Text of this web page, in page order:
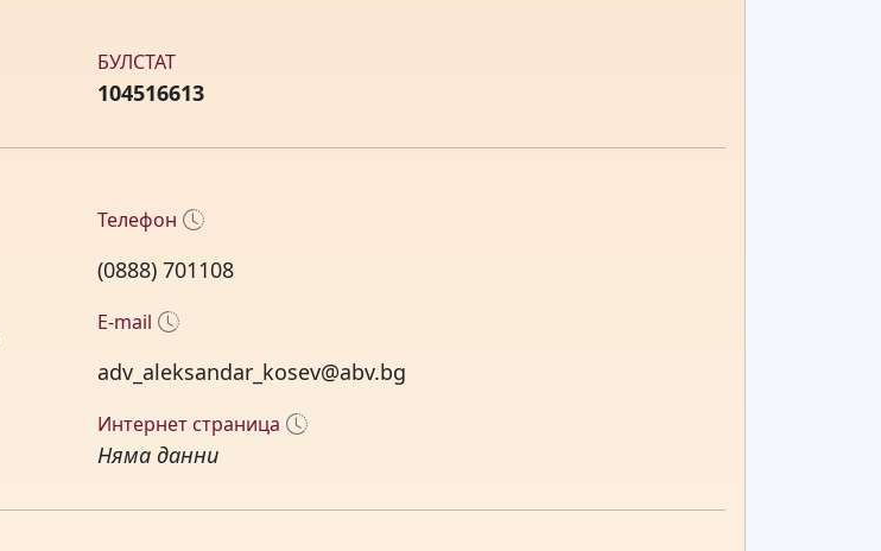
БУЛСТАТ
104516613
Телефон
(0888) 701108
E-mail
adv_aleksandar_kosev@abv.bg
Интернет страница
Няма данни